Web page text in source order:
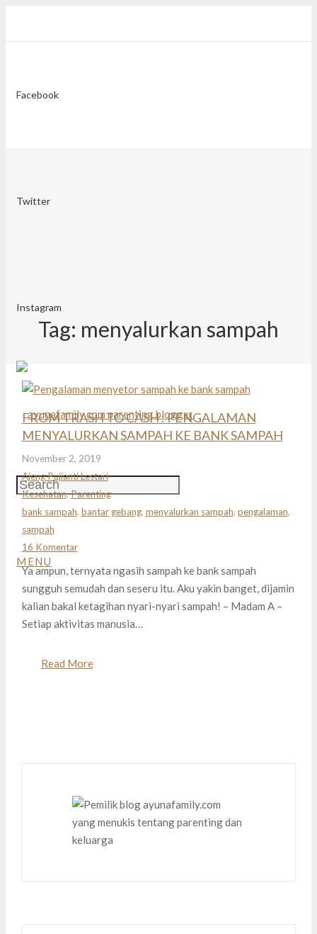
Facebook
Twitter
Instagram
MENU
Tag: menyalurkan sampah
FROM TRASH TO CASH : PENGALAMAN
MENYALURKAN SAMPAH KE BANK SAMPAH
November 2, 2019
Ajeng Pujianti Lestari
Kesehatan,Parenting
bank sampah, bantar gebang, menyalurkan sampah, pengalaman,
sampah
16 Komentar
Ya ampun, ternyata ngasih sampah ke bank sampah
sungguh semudah dan seseru itu. Aku yakin banget, dijamin
kalian bakal ketagihan nyari-nyari sampah! – Madam A –
Setiap aktivitas manusia…
Read More